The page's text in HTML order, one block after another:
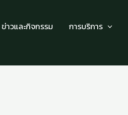
ข่าวและกิจกรรม การบริการ